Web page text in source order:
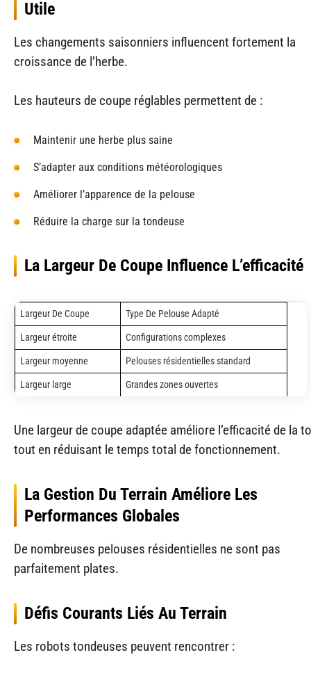
Utile
Les changements saisonniers influencent fortement la
croissance de l’herbe.
Les hauteurs de coupe réglables permettent de :
Maintenir une herbe plus saine
S’adapter aux conditions météorologiques
Améliorer l’apparence de la pelouse
Réduire la charge sur la tondeuse
La Largeur De Coupe Influence L’efficacité
Largeur De Coupe
Type De Pelouse Adapté
Largeur étroite
Configurations complexes
Largeur moyenne
Pelouses résidentielles standard
Largeur large
Grandes zones ouvertes
Une largeur de coupe adaptée améliore l’efficacité de la
tout en réduisant le temps total de fonctionnement.
La Gestion Du Terrain Améliore Les
Performances Globales
De nombreuses pelouses résidentielles ne sont pas
parfaitement plates.
Défis Courants Liés Au Terrain
Les robots tondeuses peuvent rencontrer :